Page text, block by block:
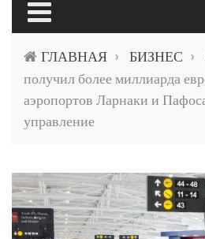
ГЛАВНАЯ › БИЗНЕС ›
получил более миллиарда
аэропортов Ларнаки и
управление